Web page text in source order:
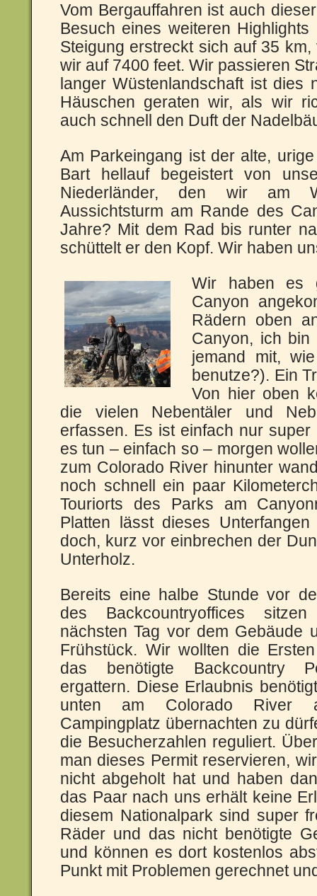
Vom Bergauffahren ist auch
Besuch eines weiteren
Steigung erstreckt sich auf 35
wir auf 7400 feet. Wir passieren
langer Wüstenlandschaft ist dies
Häuschen geraten wir, als wir
auch schnell den Duft der
Am Parkeingang ist der alte,
Bart hellauf begeistert von
Niederländer, den wir am
Aussichtsturm am Rande des
Jahre? Mit dem Rad bis runter
schüttelt er den Kopf. Wir haben
Wir haben es
Canyon
Rädern oben
Canyon, ich bin
jemand mit,
benutze?). Ein
Von hier oben
die vielen Nebentäler und
erfassen. Es ist einfach nur
es tun – einfach so – morgen
zum Colorado River hinunter
noch schnell ein paar
Touriorts des Parks am
Platten lässt dieses
doch, kurz vor einbrechen der
Unterholz.
Bereits eine halbe Stunde vor
des Backcountryoffices
nächsten Tag vor dem Gebäude
Frühstück. Wir wollten die
das benötigte Backcountry
ergattern. Diese Erlaubnis
unten am Colorado River
Campingplatz übernachten zu
die Besucherzahlen reguliert.
man dieses Permit reservieren,
nicht abgeholt hat und haben
das Paar nach uns erhält keine
diesem Nationalpark sind super
Räder und das nicht benötigte
und können es dort kostenlos
Punkt mit Problemen gerechnet